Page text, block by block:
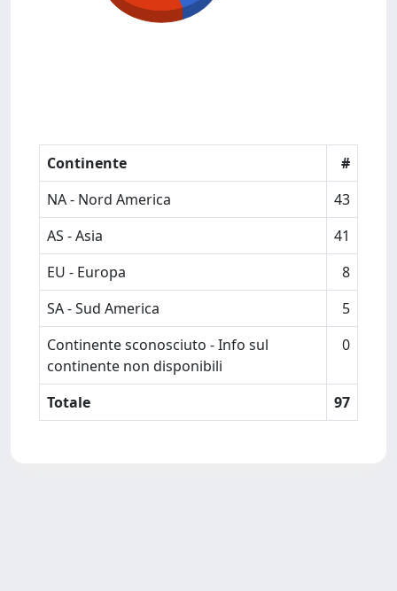
Continente
#
NA - Nord America
43
AS - Asia
41
EU - Europa
8
SA - Sud America
5
Continente sconosciuto - Info sul
continente non disponibili
0
Totale 97